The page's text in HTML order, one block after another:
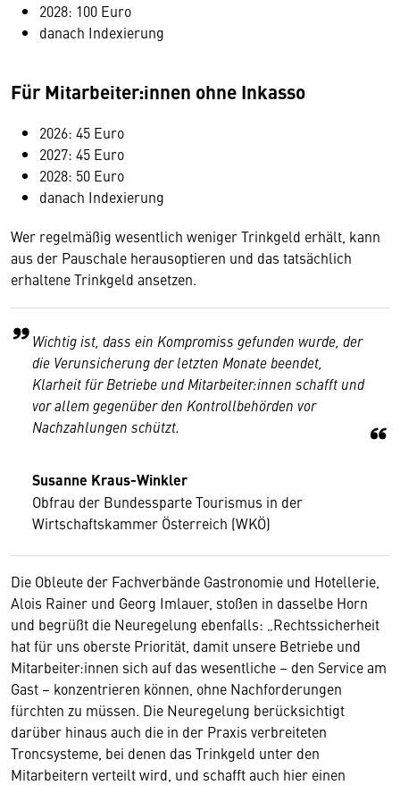
2028: 100 Euro
danach Indexierung
Für Mitarbeiter:innen ohne Inkasso
2026: 45 Euro
2027: 45 Euro
2028: 50 Euro
danach Indexierung
Wer regelmäßig wesentlich weniger Trinkgeld erhält, kann
aus der Pauschale herausoptieren und das tatsächlich
erhaltene Trinkgeld ansetzen.
Wichtig ist, dass ein Kompromiss gefunden wurde, der
die Verunsicherung der letzten Monate beendet,
Klarheit für Betriebe und Mitarbeiter:innen schafft und
vor allem gegenüber den Kontrollbehörden vor
Nachzahlungen schützt.
Susanne Kraus-Winkler
Obfrau der Bundessparte Tourismus in der
Wirtschaftskammer Österreich (WKÖ)
Die Obleute der Fachverbände Gastronomie und Hotellerie,
Alois Rainer und Georg Imlauer, stoßen in dasselbe Horn
und begrüßt die Neuregelung ebenfalls: „Rechtssicherheit
hat für uns oberste Priorität, damit unsere Betriebe und
Mitarbeiter:innen sich auf das wesentliche – den Service am
Gast – konzentrieren können, ohne Nachforderungen
fürchten zu müssen. Die Neuregelung berücksichtigt
darüber hinaus auch die in der Praxis verbreiteten
Troncsysteme, bei denen das Trinkgeld unter den
Mitarbeitern verteilt wird, und schafft auch hier einen